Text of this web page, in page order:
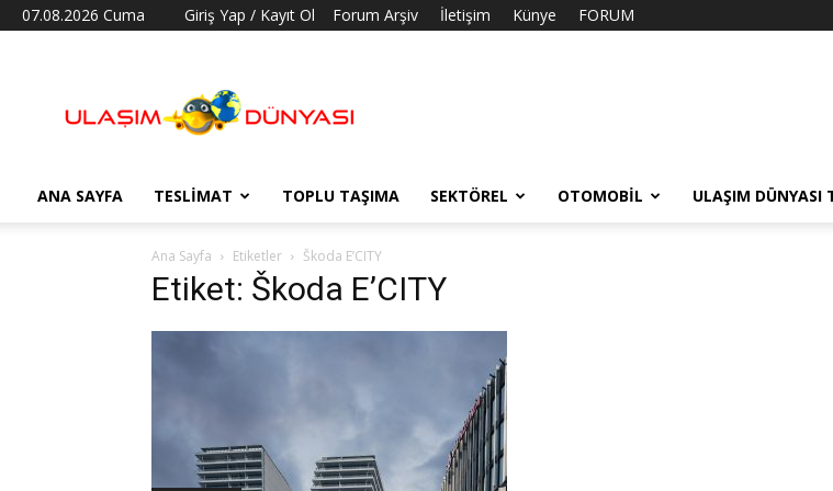
07.08.2026 Cuma Giriş Yap / Kayıt Ol Forum Arşiv İletişim Künye FORUM
Dünyası
ANA SAYFA TESLIMAT TOPLU TAŞIMA SEKTÖREL OTOMOBIL ULAŞIM DÜNYASI
Ana Sayfa Etiketler Škoda E’CITY
Etiket: Škoda E’CITY